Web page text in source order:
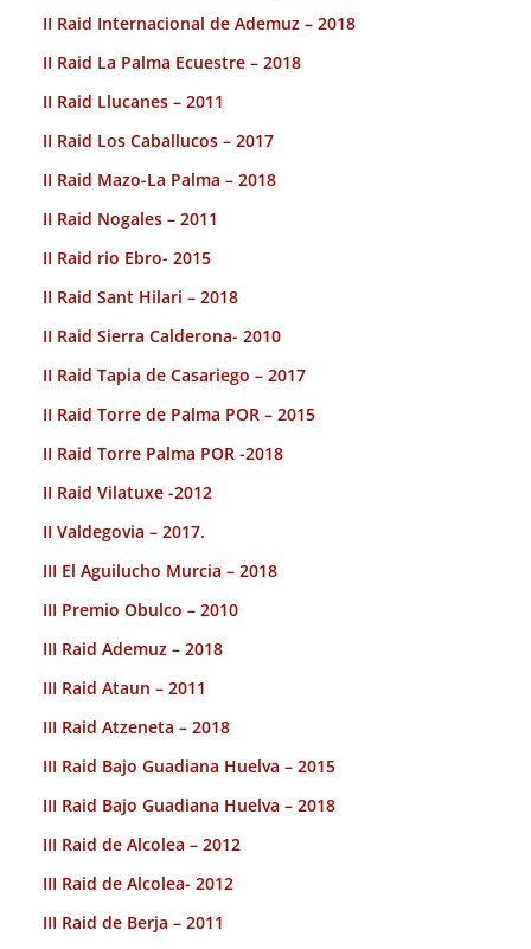
II Raid Internacional de Ademuz – 2018
II Raid La Palma Ecuestre – 2018
II Raid Llucanes – 2011
II Raid Los Caballucos – 2017
II Raid Mazo-La Palma – 2018
II Raid Nogales – 2011
II Raid rio Ebro- 2015
II Raid Sant Hilari – 2018
II Raid Sierra Calderona- 2010
II Raid Tapia de Casariego – 2017
II Raid Torre de Palma POR – 2015
II Raid Torre Palma POR -2018
II Raid Vilatuxe -2012
II Valdegovia – 2017.
III El Aguilucho Murcia – 2018
III Premio Obulco – 2010
III Raid Ademuz – 2018
III Raid Ataun – 2011
III Raid Atzeneta – 2018
III Raid Bajo Guadiana Huelva – 2015
III Raid Bajo Guadiana Huelva – 2018
III Raid de Alcolea – 2012
III Raid de Alcolea- 2012
III Raid de Berja – 2011